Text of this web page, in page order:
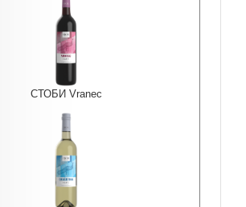
СТОБИ Vranec